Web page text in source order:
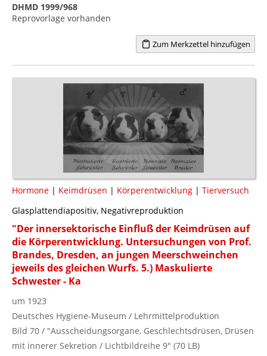
DHMD 1999/968
Reprovorlage vorhanden
Zum Merkzettel hinzufügen
Hormone | Keimdrüsen | Körperentwicklung | Tierversuch
Glasplattendiapositiv, Negativreproduktion
"Der innersektorische Einfluß der Keimdrüsen auf
die Körperentwicklung. Untersuchungen von Prof.
Brandes, Dresden, an jungen Meerschweinchen
jeweils des gleichen Wurfs. 5.) Maskulierte
Schwester - Ka
um 1923
Deutsches Hygiene-Museum / Lehrmittelproduktion
Bild 70 / "Ausscheidungsorgane, Geschlechtsdrüsen, Drüsen
mit innerer Sekretion / Lichtbildreihe 9" (70 LB)